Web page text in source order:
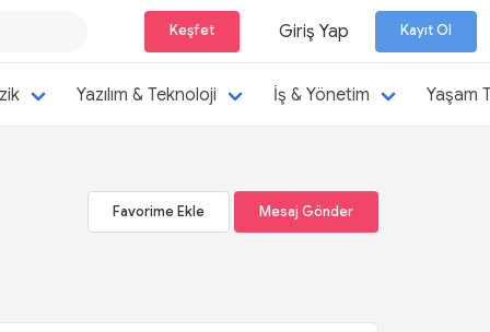
Keşfet Giriş Yap Kayıt Ol
Yazılım & Teknoloji İş & Yönetim Yaşam
Favorime Ekle Mesaj Gönder
Favorime Ekle Mesaj Gönder